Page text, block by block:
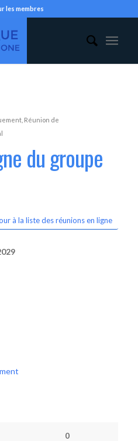
les membres
, Réunion de
du groupe
à la liste des réunions en ligne
0